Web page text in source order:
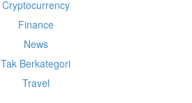
Cryptocurrency
Finance
News
Tak Berkategori
Travel